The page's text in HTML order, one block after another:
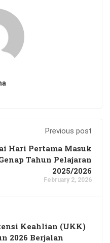
Previous post
Hari Pertama Masuk
Tahun Pelajaran
2025/2026
February 2, 2026
Keahlian (UKK)
2026 Berjalan